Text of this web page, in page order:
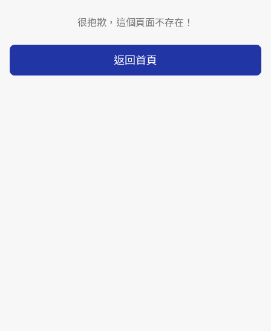
很抱歉，這個頁面不存在！
返回首頁